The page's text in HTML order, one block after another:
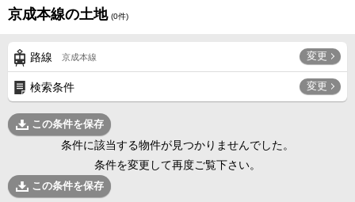
京成本線の土地 (0件)
路線 京成本線 変更
検索条件 変更
この条件を保存
条件に該当する物件が見つかりませんでした。
条件を変更して再度ご覧下さい。
この条件を保存